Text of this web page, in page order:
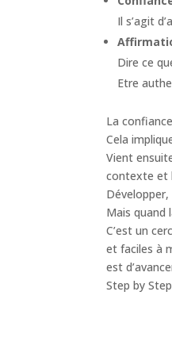
Il s’agit
Dire ce
Etre
La
Cela
Vient
contexte et
Mais quand
C’est un
et faciles à
est
Step by